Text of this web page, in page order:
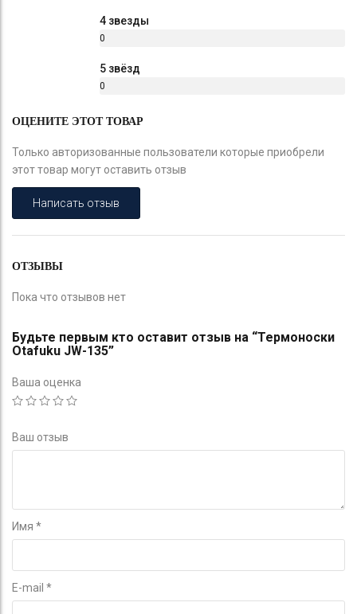
4 звезды
0
5 звёзд
0
ОЦЕНИТЕ ЭТОТ ТОВАР
Только авторизованные пользователи которые приобрели
этот товар могут оставить отзыв
Написать отзыв
ОТЗЫВЫ
Пока что отзывов нет
Будьте первым кто оставит отзыв на “Термоноски
Otafuku JW-135”
Ваша оценка
Ваш отзыв
Имя *
E-mail *